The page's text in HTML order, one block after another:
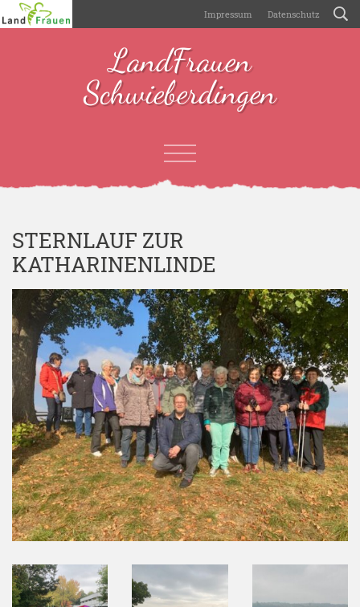
Impressum Datenschutz
LandFrauen
Schwieberdingen
STERNLAUF ZUR
KATHARINENLINDE